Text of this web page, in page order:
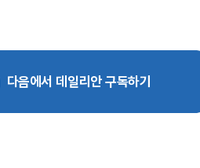
다음에서 데일리안 구독하기